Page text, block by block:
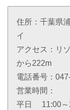
住所：千葉県
イ
アクセス：リ
から222m
電話番号：
営業時間：
平日 11:00～